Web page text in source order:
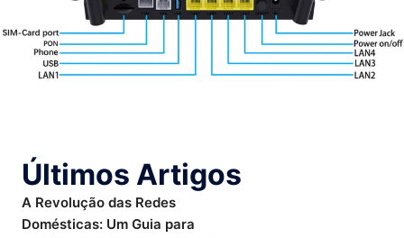
Últimos Artigos
A Revolução das Redes
Domésticas: Um Guia para